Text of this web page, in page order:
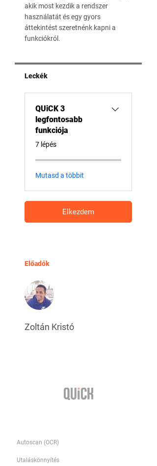
akik most kezdik a rendszer
használatát és egy gyors
áttekintést szeretnénk kapni a
funkciókról.
Leckék
QUiCK 3
legfontosabb
funkciója
.
7 lépés
Mutasd a többit
Elkezdem
Előadók
Zoltán Kristó
Autoscan (OCR)
Utaláskönnyítés